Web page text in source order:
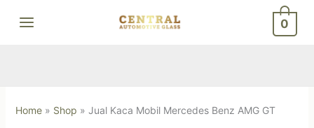
0
Home» Shop » Jual Kaca Mobil Mercedes Benz AMG GT